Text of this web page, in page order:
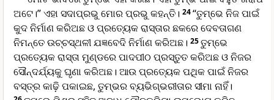
ଅଟେ।” ଏହା ସଦାପ୍ରଭୁ ମୋର ପ୍ରଭୁ କହନ୍ତି। 24“ତୁମ୍ଭେ ନିଜ ପାଇଁ
କୁଦ ନିର୍ମାଣ କରିଅଛ ଓ ପ୍ରତ୍ୟେକ ରାସ୍ତାର ଛକରେ ଦେବତାଗଣ
ନିମନ୍ତେ ଉଚ୍ଚସ୍ଥଳୀ ଯଜ୍ଞବେଦି ନିର୍ମାଣ କରିଅଛ। 25ତୁମ୍ଭେ
ପ୍ରତ୍ୟେକ ରାସ୍ତା ମୁଣ୍ଡରେ ପାଦପୀଠ ପ୍ରସ୍ତୁତ କରିଅଛ ଓ ନିଜର
ସୌନ୍ଦର୍ଯ୍ୟକୁ ଘୃଣା କରିଅଛ। ଆଉ ପ୍ରତ୍ୟେକ ପଥିକ ପାଇଁ ନିଜର
ବସ୍ତ୍ର କାଢ଼ି ପକାଇଛ, ତୁମ୍ଭର ବ୍ୟଭିଗ୍ଭରୀତାର ସୀମା ନାହିଁ।